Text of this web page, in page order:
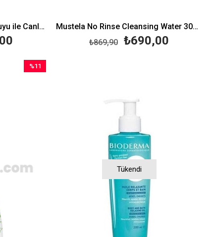
Mustela Organik Papatya Suyu ile Canlandırıcı ve Şekillendirici Sprey 200 ml Mustela No Rinse Cleansing Water 300 ml-Durulama Gerektirmeyen Temizleme Sıvısı
₺690,00
₺869,90
%11
Tükendi